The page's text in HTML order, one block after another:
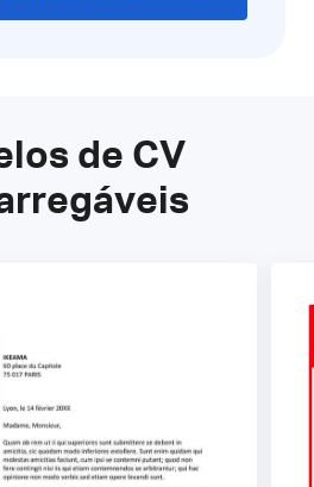
de CV